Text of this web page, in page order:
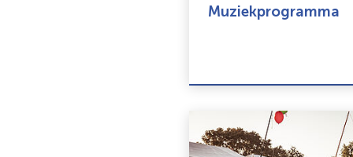
Muziekprogramma